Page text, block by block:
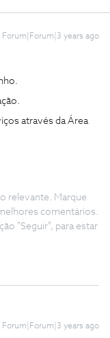
Forum|Forum|3 years ago
através da Área
relevante. Marque
comentários.
"Seguir", para estar
Forum|Forum|3 years ago